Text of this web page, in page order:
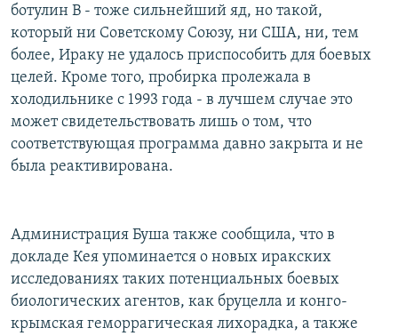
ботулин В - тоже сильнейший яд, но такой,
который ни Советскому Союзу, ни США, ни, тем
более, Ираку не удалось приспособить для боевых
целей. Кроме того, пробирка пролежала в
холодильнике с 1993 года - в лучшем случае это
может свидетельствовать лишь о том, что
соответствующая программа давно закрыта и не
была реактивирована.
Администрация Буша также сообщила, что в
докладе Кея упоминается о новых иракских
исследованиях таких потенциальных боевых
биологических агентов, как бруцелла и конго-
крымская геморрагическая лихорадка, а также